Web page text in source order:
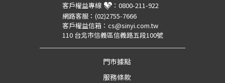
客戶權益專線 ： 0800-211-922
網路客服： (02)2755-7666
客戶權益信箱： cs@sinyi.com.tw
110 台北市信義區信義路五段100號
門市據點
服務條款